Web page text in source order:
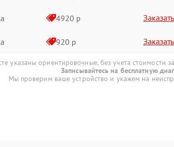
4920 р Заказать
920 р Заказать
указаны ориентировочные, без учета стоимости
Записывайтесь на бесплатную
Мы проверим ваше устройство и укажем на